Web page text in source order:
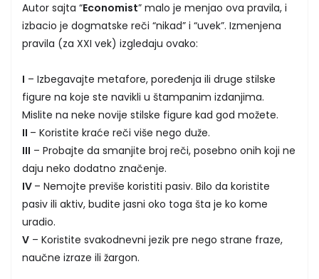
Autor sajta “Economist” malo je menjao ova pravila, i
izbacio je dogmatske reči “nikad” i “uvek”. Izmenjena
pravila (za XXI vek) izgledaju ovako:
I – Izbegavajte metafore, poređenja ili druge stilske
figure na koje ste navikli u štampanim izdanjima.
Mislite na neke novije stilske figure kad god možete.
II – Koristite kraće reči više nego duže.
III – Probajte da smanjite broj reči, posebno onih koji ne
daju neko dodatno značenje.
IV – Nemojte previše koristiti pasiv. Bilo da koristite
pasiv ili aktiv, budite jasni oko toga šta je ko kome
uradio.
V – Koristite svakodnevni jezik pre nego strane fraze,
naučne izraze ili žargon.